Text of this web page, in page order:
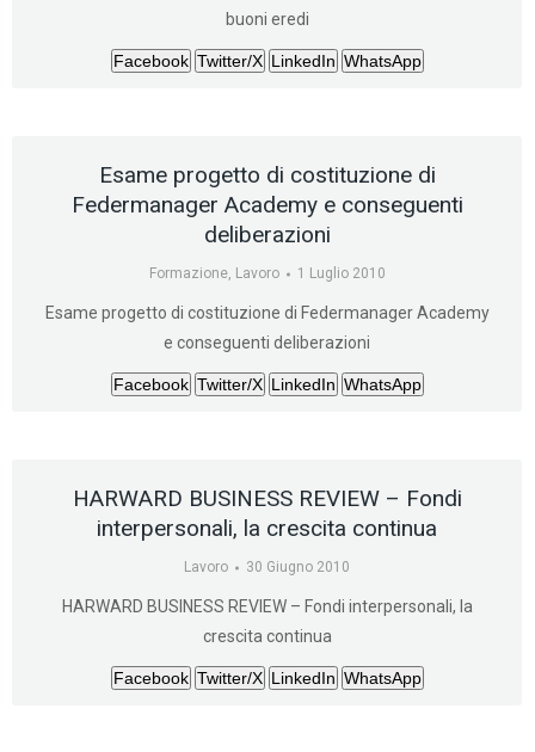
buoni eredi
Facebook Twitter/X LinkedIn WhatsApp
Esame progetto di costituzione di
Federmanager Academy e conseguenti
deliberazioni
Formazione, Lavoro 1 Luglio 2010
Esame progetto di costituzione di Federmanager Academy
e conseguenti deliberazioni
Facebook Twitter/X LinkedIn WhatsApp
HARWARD BUSINESS REVIEW – Fondi
interpersonali, la crescita continua
Lavoro 30 Giugno 2010
HARWARD BUSINESS REVIEW – Fondi interpersonali, la
crescita continua
Facebook Twitter/X LinkedIn WhatsApp